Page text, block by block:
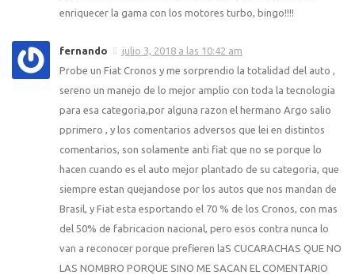
enriquecer la gama con los motores turbo, bingo!!!!
fernando
julio 3, 2018 a las 10:42 am
Probe un Fiat Cronos y me sorprendio la totalidad del auto ,
sereno un manejo de lo mejor amplio con toda la tecnologia
para esa categoria,por alguna razon el hermano Argo salio
pprimero , y los comentarios adversos que lei en distintos
comentarios, son solamente anti fiat que no se porque lo
hacen cuando es el auto mejor plantado de su categoria, que
siempre estan quejandose por los autos que nos mandan de
Brasil, y Fiat esta esportando el 70 % de los Cronos, con mas
del 50% de fabricacion nacional, pero esos contra nunca lo
van a reconocer porque prefieren laS CUCARACHAS QUE NO
LAS NOMBRO PORQUE SINO ME SACAN EL COMENTARIO